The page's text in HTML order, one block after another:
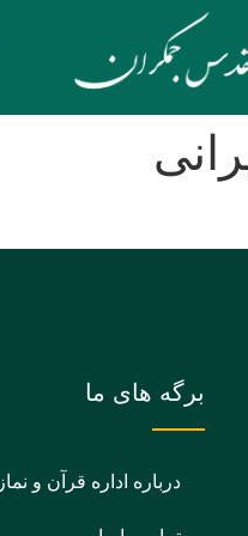
برگه های ما
درباره اداره قرآن و نماز